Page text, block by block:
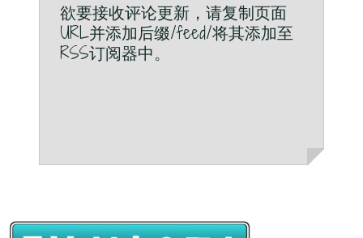
欲要接收评论更新，请复制页面
URL并添加后缀/feed/将其添加至
RSS订阅器中。